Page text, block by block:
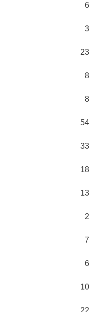
6
3
23
8
8
54
33
18
13
2
7
6
10
22